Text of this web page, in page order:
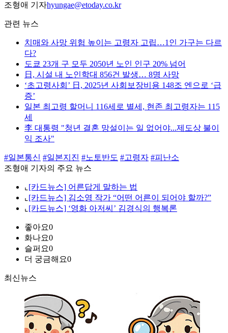
조형애 기자hyungae@etoday.co.kr
관련 뉴스
치매와 사망 위험 높이는 고령자 고립…1인 가구는 다르
다?
도쿄 23개 구 모두 2050년 노인 인구 20% 넘어
日, 시설 내 노인학대 856건 발생… 8명 사망
‘초고령사회’ 日, 2025년 사회보장비용 148조 엔으로 ‘급
증’
일본 최고령 할머니 116세로 별세, 현존 최고령자는 115
세
李 대통령 "청년 결혼 망설이는 일 없어야...제도상 불이
익 조사"
#일본통신 #일본지진 #노토반도 #고령자 #피난소
조형애 기자의 주요 뉴스
⌞ [카드뉴스] 어른답게 말하는 법
⌞ [카드뉴스] 김소영 작가 “어떤 어른이 되어야 할까?”
⌞ [카드뉴스] ‘영화 아저씨’ 김경식의 행복론
좋아요0
화나요0
슬퍼요0
더 궁금해요0
최신뉴스